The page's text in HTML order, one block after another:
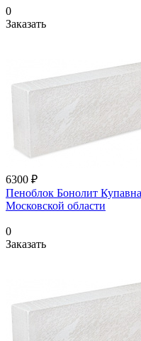
0
Заказать
6300 ₽
Пеноблок Бонолит
Московской области
0
Заказать